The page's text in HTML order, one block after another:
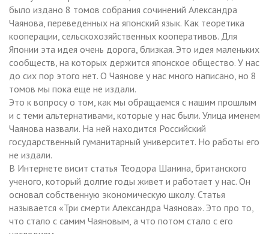
было издано 8 томов собрания сочинений Александра
Чаянова, переведенных на японский язык. Как теоретика
кооперации, сельскохозяйственных кооперативов. Для
Японии эта идея очень дорога, близкая. Это идея маленьких
сообществ, на которых держится японское общество. У нас
до сих пор этого нет. О Чаянове у нас много написано, но 8
томов мы пока еще не издали.
Это к вопросу о том, как мы обращаемся с нашим прошлым
и с теми альтернативами, которые у нас были. Улица именем
Чаянова назвали. На ней находится Российский
государственный гуманитарный университет. Но работы его
не издали.
В Интернете висит статья Теодора Шанина, британского
ученого, который долгие годы живет и работает у нас. Он
основал собственную экономическую школу. Статья
называется «Три смерти Александра Чаянова». Это про то,
что стало с самим Чаяновым, а что потом стало с его